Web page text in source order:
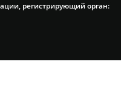
регистрирующий орган: